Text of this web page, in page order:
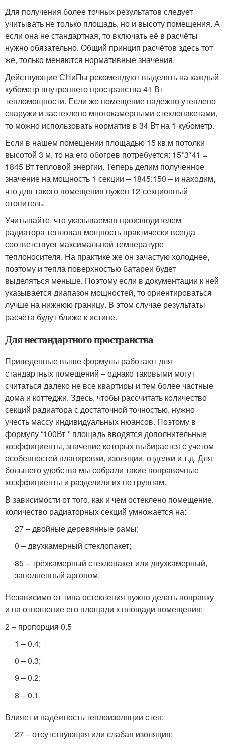
Для получения более точных результатов следует
учитывать не только площадь, но и высоту помещения. А
если она не стандартная, то включать её в расчёты
нужно обязательно. Общий принцип расчётов здесь тот
же, только меняются нормативные значения.
Действующие СНиПы рекомендуют выделять на каждый
кубометр внутреннего пространства 41 Вт
тепломощности. Если же помещение надёжно утеплено
снаружи и застеклено многокамерными стеклопакетами,
то можно использовать норматив в 34 Вт на 1 кубометр.
Если в нашем помещении площадью 15 кв.м потолки
высотой 3 м, то на его обогрев потребуется: 15*3*41 =
1845 Вт тепловой энергии. Теперь делим полученное
значение на мощность 1 секции – 1845:150 – и находим,
что для такого помещения нужен 12-секционный
отопитель.
Учитывайте, что указываемая производителем
радиатора тепловая мощность практически всегда
соответствует максимальной температуре
теплоносителя. На практике же он зачастую холоднее,
поэтому и тепла поверхностью батареи будет
выделяться меньше. Поэтому если в документации к ней
указывается диапазон мощностей, то ориентироваться
лучше на нижнюю границу. В этом случае результаты
расчёта будут ближе к истине.
Для нестандартного пространства
Приведенные выше формулы работают для
стандартных помещений – однако таковыми могут
считаться далеко не все квартиры и тем более частные
дома и коттеджи. Здесь, чтобы рассчитать количество
секций радиатора с достаточной точностью, нужно
учесть массу индивидуальных нюансов. Поэтому в
формулу “100Вт * площадь вводятся дополнительные
коэффициенты, значение которых выбирается с учетом
особенностей планировки, изоляции, отделки и т.д. Для
большего удобства мы собрали такие поправочные
коэффициенты и разделили их по группам.
В зависимости от того, как и чем остеклено помещение,
количество радиаторных секций умножается на:
27 – двойные деревянные рамы;
0 – двухкамерный стеклопакет;
85 – трёхкамерный стеклопакет или двухкамерный,
заполненный аргоном.
Независимо от типа остекления нужно делать поправку
и на отношение его площади к площади помещения:
2 – пропорция 0.5
1 – 0.4;
0 – 0.3;
9 – 0.2;
8 – 0.1.
Влияет и надёжность теплоизоляции стен:
27 – отсутствующая или слабая изоляция;